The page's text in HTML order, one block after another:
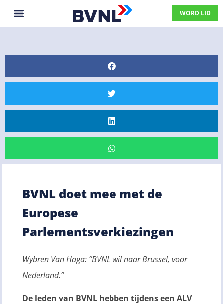
WORD LID
BVNL doet mee met de
Europese
Parlementsverkiezingen
Wybren Van Haga: “BVNL wil naar Brussel, voor
Nederland.”
De leden van BVNL hebben tijdens een ALV